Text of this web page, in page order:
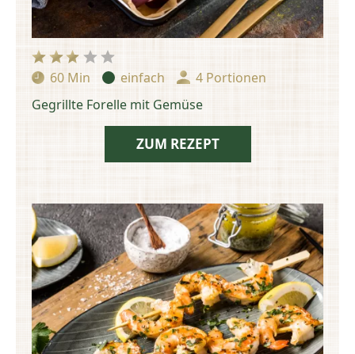
Zubereitungszeit:
60 Min Schwierigkeit:
einfach Portionen:
4 Portionen
Gegrillte Forelle mit Gemüse
ZUM REZEPT